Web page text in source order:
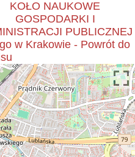
KOŁO NAUKOWE
GOSPODARKI I
PUBLICZNEJ
w Krakowie - Powrót do